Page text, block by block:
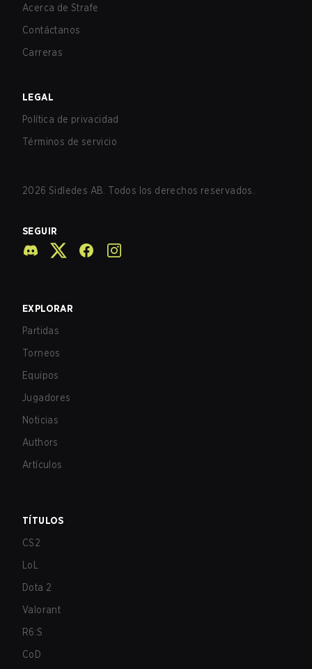
Acerca de Strafe
Contáctanos
Carreras
LEGAL
Política de privacidad
Términos de servicio
2026 Sidledes AB. Todos los derechos reservados.
SEGUIR
EXPLORAR
Partidas
Torneos
Equipos
Jugadores
Noticias
Authors
Artículos
TÍTULOS
CS2
LoL
Dota 2
Valorant
R6:S
CoD